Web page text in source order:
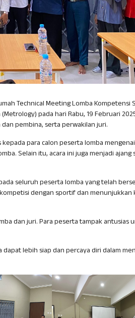
Technical Meeting Lomba Kompetensi
pada hari Rabu, 19 Februari
pembina, serta perwakilan juri.
para calon peserta lomba
Selain itu, acara ini juga menjadi ajang
seluruh peserta lomba yang telah
dengan sportif dan menunjukkan
dan juri. Para peserta tampak antusias
lebih siap dan percaya diri dalam